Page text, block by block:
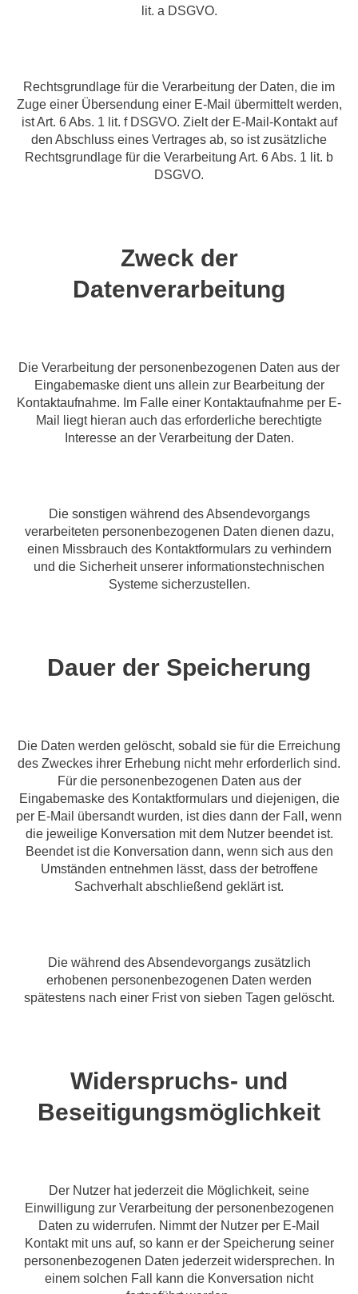
lit. a DSGVO.
Rechtsgrundlage für die Verarbeitung der Daten, die im
Zuge einer Übersendung einer E-Mail übermittelt werden,
ist Art. 6 Abs. 1 lit. f DSGVO. Zielt der E-Mail-Kontakt auf
den Abschluss eines Vertrages ab, so ist zusätzliche
Rechtsgrundlage für die Verarbeitung Art. 6 Abs. 1 lit. b
DSGVO.
Zweck der
Datenverarbeitung
Die Verarbeitung der personenbezogenen Daten aus der
Eingabemaske dient uns allein zur Bearbeitung der
Kontaktaufnahme. Im Falle einer Kontaktaufnahme per E-
Mail liegt hieran auch das erforderliche berechtigte
Interesse an der Verarbeitung der Daten.
Die sonstigen während des Absendevorgangs
verarbeiteten personenbezogenen Daten dienen dazu,
einen Missbrauch des Kontaktformulars zu verhindern
und die Sicherheit unserer informationstechnischen
Systeme sicherzustellen.
Dauer der Speicherung
Die Daten werden gelöscht, sobald sie für die Erreichung
des Zweckes ihrer Erhebung nicht mehr erforderlich sind.
Für die personenbezogenen Daten aus der
Eingabemaske des Kontaktformulars und diejenigen, die
per E-Mail übersandt wurden, ist dies dann der Fall, wenn
die jeweilige Konversation mit dem Nutzer beendet ist.
Beendet ist die Konversation dann, wenn sich aus den
Umständen entnehmen lässt, dass der betroffene
Sachverhalt abschließend geklärt ist.
Die während des Absendevorgangs zusätzlich
erhobenen personenbezogenen Daten werden
spätestens nach einer Frist von sieben Tagen gelöscht.
Widerspruchs- und
Beseitigungsmöglichkeit
Der Nutzer hat jederzeit die Möglichkeit, seine
Einwilligung zur Verarbeitung der personenbezogenen
Daten zu widerrufen. Nimmt der Nutzer per E-Mail
Kontakt mit uns auf, so kann er der Speicherung seiner
personenbezogenen Daten jederzeit widersprechen. In
einem solchen Fall kann die Konversation nicht